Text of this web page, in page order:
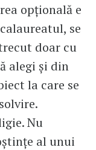
opțională e
se
doar cu
alegi și din
la care se
Nu
al unui